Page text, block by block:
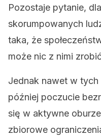
Pozostaje pytanie,
skorumpowanych
taka, że
może nic z nimi
Jednak nawet w
później poczucie
się w aktywne
zbiorowe